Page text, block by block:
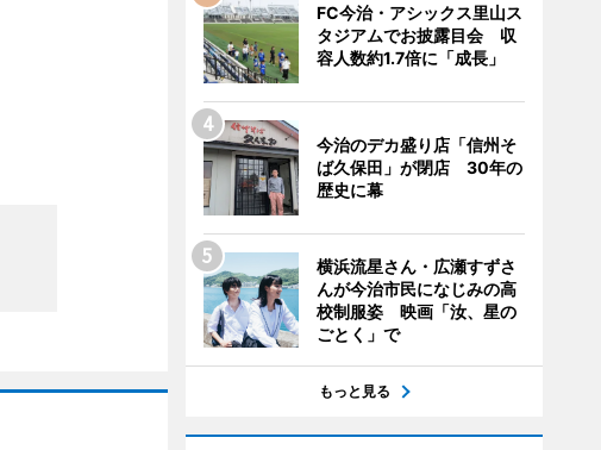
FC今治・アシックス里山ス
タジアムでお披露目会 収
容人数約1.7倍に「成長」
今治のデカ盛り店「信州そ
ば久保田」が閉店 30年の
歴史に幕
横浜流星さん・広瀬すずさ
んが今治市民になじみの高
校制服姿 映画「汝、星の
ごとく」で
もっと見る